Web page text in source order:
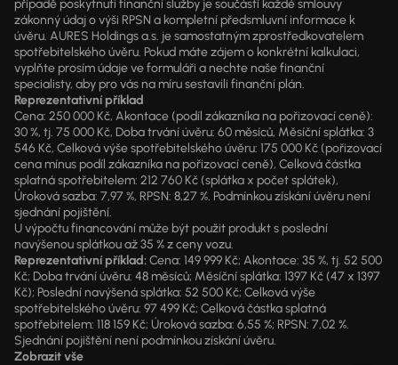
případě poskytnutí finanční služby je součástí každé smlouvy
zákonný údaj o výši RPSN a kompletní předsmluvní informace k
úvěru. AURES Holdings a.s. je samostatným zprostředkovatelem
spotřebitelského úvěru. Pokud máte zájem o konkrétní kalkulaci,
vyplňte prosím údaje ve formuláři a nechte naše finanční
specialisty, aby pro vás na míru sestavili finanční plán.
Reprezentativní příklad
Cena: 250 000 Kč, Akontace (podíl zákazníka na pořizovací ceně):
30 %, tj. 75 000 Kč, Doba trvání úvěru: 60 měsíců, Měsíční splátka: 3
546 Kč, Celková výše spotřebitelského úvěru: 175 000 Kč (pořizovací
cena mínus podíl zákazníka na pořizovací ceně), Celková částka
splatná spotřebitelem: 212 760 Kč (splátka x počet splátek),
Úroková sazba: 7,97 %, RPSN: 8,27 %. Podmínkou získání úvěru není
sjednání pojištění.
U výpočtu financování může být použit produkt s poslední
navýšenou splátkou až 35 % z ceny vozu.
Reprezentativní příklad:Cena: 149 999 Kč; Akontace: 35 %, tj. 52 500
Kč; Doba trvání úvěru: 48 měsíců; Měsíční splátka: 1397 Kč (47 x 1397
Kč); Poslední navýšená splátka: 52 500 Kč; Celková výše
spotřebitelského úvěru: 97 499 Kč; Celková částka splatná
spotřebitelem: 118 159 Kč; Úroková sazba: 6,55 %; RPSN: 7,02 %.
Sjednání pojištění není podmínkou získání úvěru.
Zobrazit vše